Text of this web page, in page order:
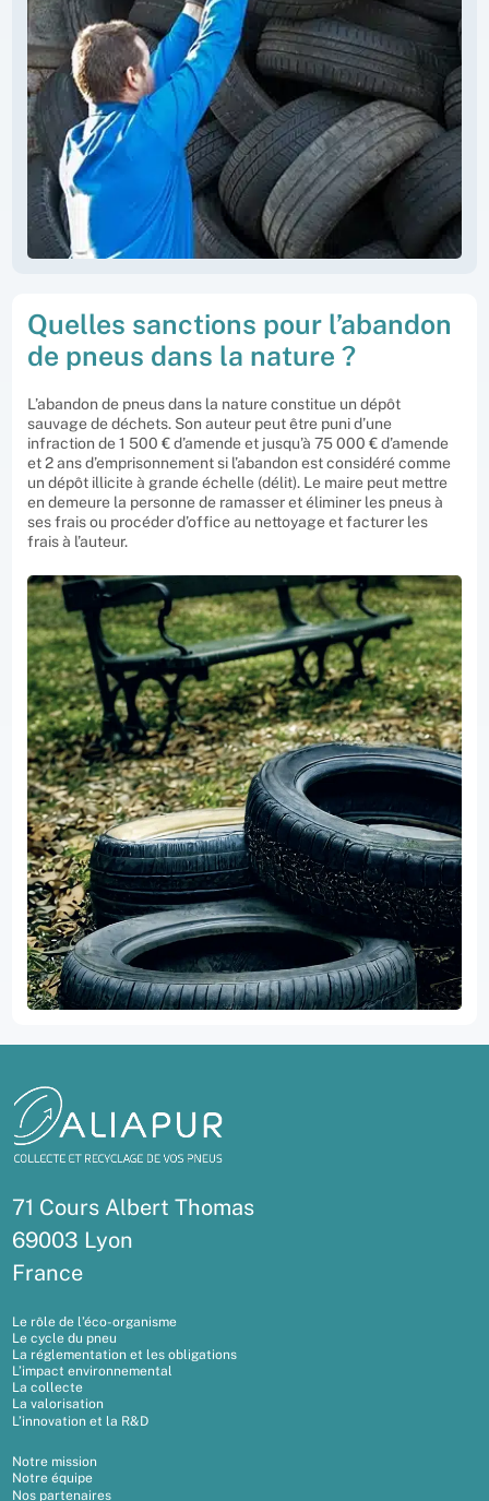
Quelles sanctions pour l’abandon
de pneus dans la nature ?
L’abandon de pneus dans la nature constitue un dépôt
sauvage de déchets. Son auteur peut être puni d’une
infraction de 1 500 € d’amende et jusqu’à 75 000 € d’amende
et 2 ans d’emprisonnement si l’abandon est considéré comme
un dépôt illicite à grande échelle (délit). Le maire peut mettre
en demeure la personne de ramasser et éliminer les pneus à
ses frais ou procéder d’office au nettoyage et facturer les
frais à l’auteur.
71 Cours Albert Thomas
69003 Lyon
France
Le rôle de l’éco-organisme
Le cycle du pneu
La réglementation et les obligations
L’impact environnemental
La collecte
La valorisation
L’innovation et la R&D
Notre mission
Notre équipe
Nos partenaires